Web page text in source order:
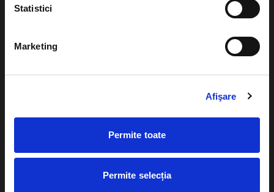
Statistici
Marketing
Afişare
Permite toate
Permite selecția
Returnare bilete
Concerte si
Sport
Cultura
Calendar